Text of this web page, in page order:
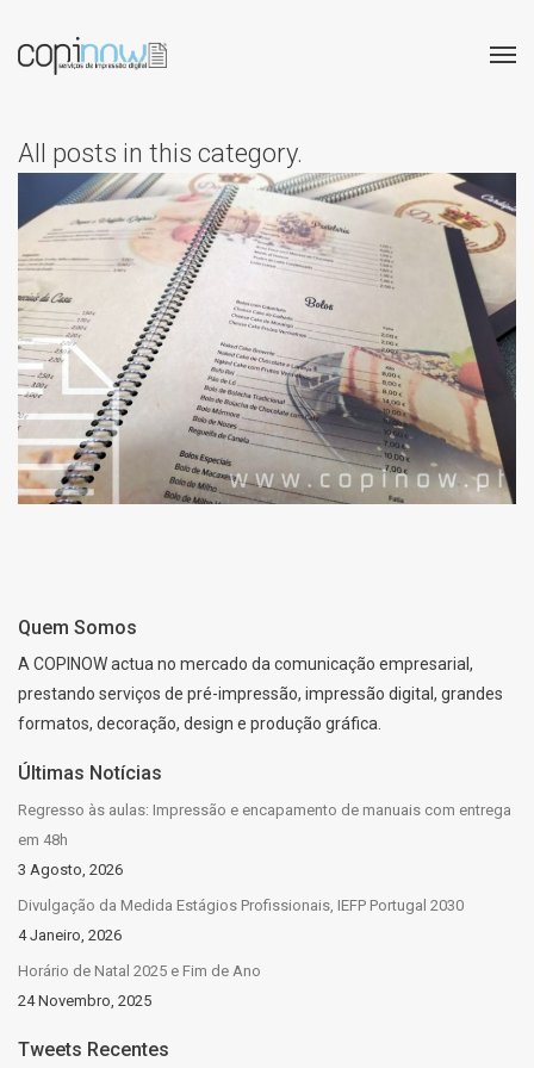
All posts in this category.
DO REINO – EMENTAS
Quem Somos
A COPINOW actua no mercado da comunicação empresarial,
prestando serviços de pré-impressão, impressão digital, grandes
formatos, decoração, design e produção gráfica.
Últimas Notícias
Regresso às aulas: Impressão e encapamento de manuais com entrega
em 48h
3 Agosto, 2026
Divulgação da Medida Estágios Profissionais, IEFP Portugal 2030
4 Janeiro, 2026
Horário de Natal 2025 e Fim de Ano
24 Novembro, 2025
Tweets Recentes